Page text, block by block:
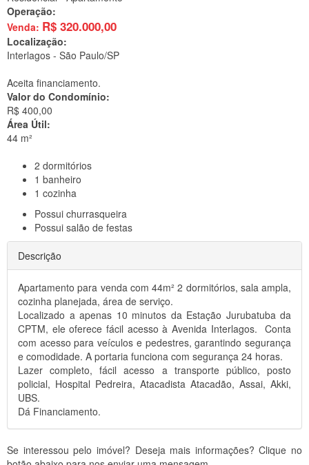
Operação:
Venda: R$ 320.000,00
Localização:
Interlagos - São Paulo/SP
Aceita financiamento.
Valor do Condomínio:
R$ 400,00
Área Útil:
44 m²
2 dormitórios
1 banheiro
1 cozinha
Possui churrasqueira
Possui salão de festas
Descrição
Apartamento para venda com 44m² 2 dormitórios, sala ampla,
cozinha planejada, área de serviço.
Localizado a apenas 10 minutos da Estação Jurubatuba da
CPTM, ele oferece fácil acesso à Avenida Interlagos. Conta
com acesso para veículos e pedestres, garantindo segurança
e comodidade. A portaria funciona com segurança 24 horas.
Lazer completo, fácil acesso a transporte público, posto
policial, Hospital Pedreira, Atacadista Atacadão, Assai, Akki,
UBS.
Dá Financiamento.
Se interessou pelo imóvel? Deseja mais informações? Clique no